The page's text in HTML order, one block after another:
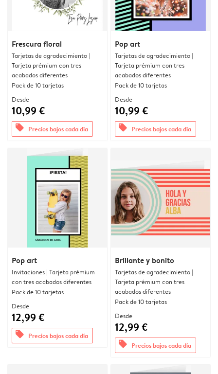
Frescura floral
Tarjetas de agradecimiento |
Tarjeta prémium con tres
acabados diferentes
Pack de 10 tarjetas
Desde
10,99 €
offers Precios bajos cada día
Pop art
Tarjetas de agradecimiento |
Tarjeta prémium con tres
acabados diferentes
Pack de 10 tarjetas
Desde
10,99 €
offers Precios bajos cada día
Pop art
Invitaciones | Tarjeta prémium
con tres acabados diferentes
Pack de 10 tarjetas
Desde
12,99 €
offers Precios bajos cada día
Brillante y bonito
Tarjetas de agradecimiento |
Tarjeta prémium con tres
acabados diferentes
Pack de 10 tarjetas
Desde
12,99 €
offers Precios bajos cada día